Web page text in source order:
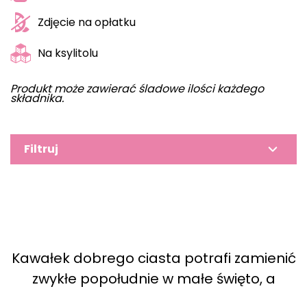
Zdjęcie na opłatku
Na ksylitolu
Produkt może zawierać śladowe ilości każdego
składnika.
Filtruj
Kawałek dobrego ciasta potrafi zamienić
zwykłe popołudnie w małe święto, a